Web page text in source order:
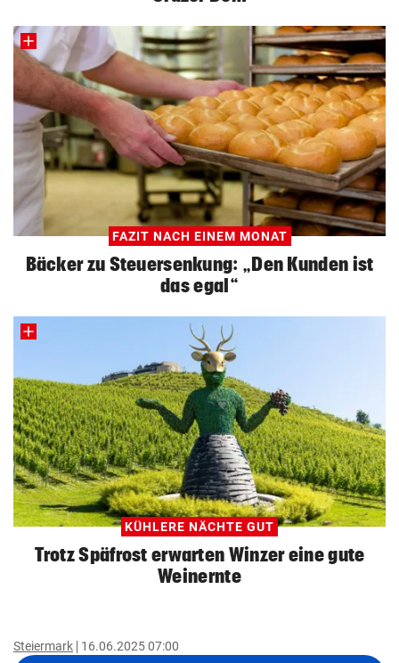
FAZIT NACH EINEM MONAT
Bäcker zu Steuersenkung: „Den Kunden ist
das egal“
KÜHLERE NÄCHTE GUT
Trotz Späfrost erwarten Winzer eine gute
Weinernte
Steiermark 16.06.2025 07:00